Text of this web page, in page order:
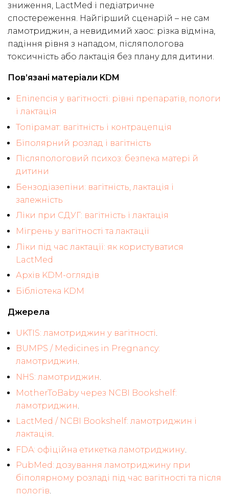
зниження, LactMed і педіатричне
спостереження. Найгірший сценарій – не сам
ламотриджин, а невидимий хаос: різка відміна,
падіння рівня з нападом, післяпологова
токсичність або лактація без плану для дитини.
Пов’язані матеріали KDM
Епілепсія у вагітності: рівні препаратів, пологи
і лактація
Топірамат: вагітність і контрацепція
Біполярний розлад і вагітність
Післяпологовий психоз: безпека матері й
дитини
Бензодіазепіни: вагітність, лактація і
залежність
Ліки при СДУГ: вагітність і лактація
Мігрень у вагітності та лактації
Ліки під час лактації: як користуватися
LactMed
Архів KDM-оглядів
Бібліотека KDM
Джерела
UKTIS: ламотриджин у вагітності
BUMPS / Medicines in Pregnancy:
ламотриджин.
NHS: ламотриджин.
MotherToBaby через NCBI Bookshelf:
ламотриджин
LactMed / NCBI Bookshelf: ламотриджин і
лактація.
FDA: офіційна етикетка ламотриджину
PubMed: дозування ламотриджину при
біполярному розладі під час вагітності та після
пологів.